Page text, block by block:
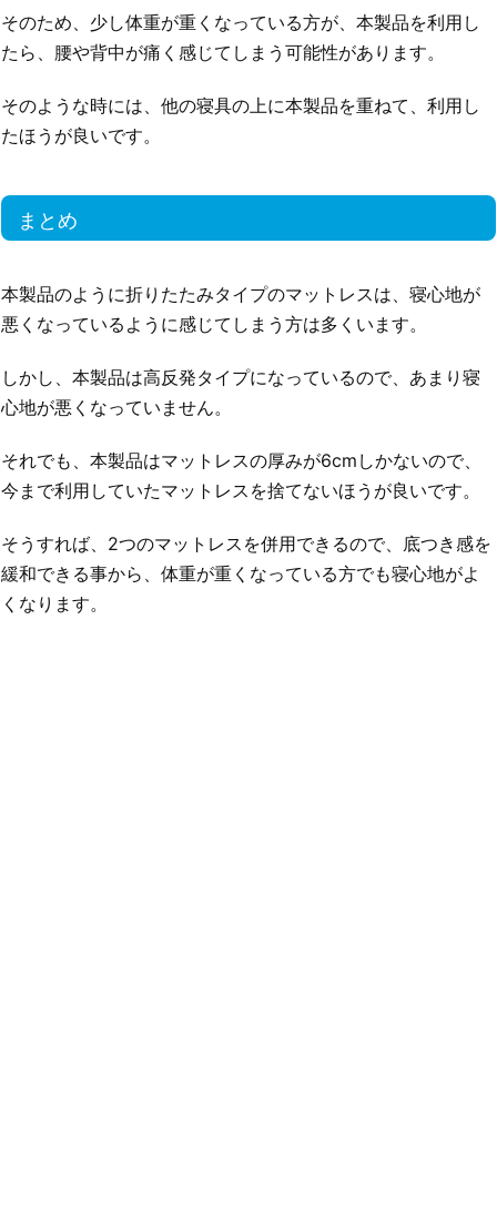
そのため、少し体重が重くなっている方が、本製品を利用し
たら、腰や背中が痛く感じてしまう可能性があります。
そのような時には、他の寝具の上に本製品を重ねて、利用し
たほうが良いです。
まとめ
本製品のように折りたたみタイプのマットレスは、寝心地が
悪くなっているように感じてしまう方は多くいます。
しかし、本製品は高反発タイプになっているので、あまり寝
心地が悪くなっていません。
それでも、本製品はマットレスの厚みが6cmしかないので、
今まで利用していたマットレスを捨てないほうが良いです。
そうすれば、2つのマットレスを併用できるので、底つき感を
緩和できる事から、体重が重くなっている方でも寝心地がよ
くなります。